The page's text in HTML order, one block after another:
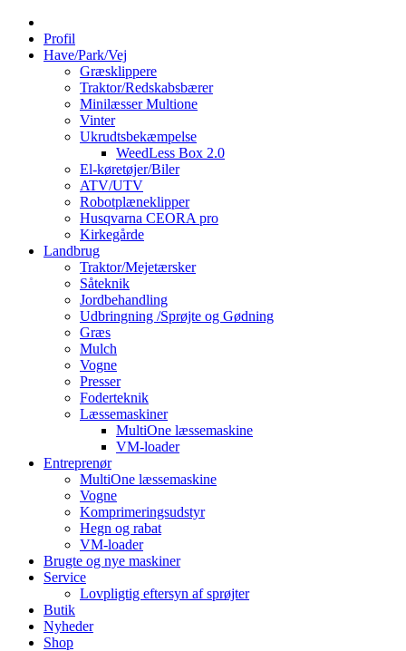
Profil
Have/Park/Vej
Græsklippere
Traktor/Redskabsbærer
Minilæsser Multione
Vinter
Ukrudtsbekæmpelse
WeedLess Box 2.0
El-køretøjer/Biler
ATV/UTV
Robotplæneklipper
Husqvarna CEORA pro
Kirkegårde
Landbrug
Traktor/Mejetærsker
Såteknik
Jordbehandling
Udbringning /Sprøjte og Gødning
Græs
Mulch
Vogne
Presser
Foderteknik
Læssemaskiner
MultiOne læssemaskine
VM-loader
Entreprenør
MultiOne læssemaskine
Vogne
Komprimeringsudstyr
Hegn og rabat
VM-loader
Brugte og nye maskiner
Service
Lovpligtig eftersyn af sprøjter
Butik
Nyheder
Shop